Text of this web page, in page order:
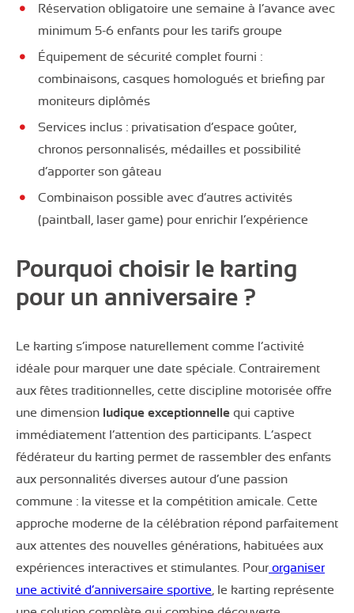
Réservation obligatoire une semaine à l’avance avec
minimum 5-6 enfants pour les tarifs groupe
Équipement de sécurité complet fourni :
combinaisons, casques homologués et briefing par
moniteurs diplômés
Services inclus : privatisation d’espace goûter,
chronos personnalisés, médailles et possibilité
d’apporter son gâteau
Combinaison possible avec d’autres activités
(paintball, laser game) pour enrichir l’expérience
Pourquoi choisir le karting
pour un anniversaire ?
Le karting s’impose naturellement comme l’activité
idéale pour marquer une date spéciale. Contrairement
aux fêtes traditionnelles, cette discipline motorisée offre
une dimension ludique exceptionnelle qui captive
immédiatement l’attention des participants. L’aspect
fédérateur du karting permet de rassembler des enfants
aux personnalités diverses autour d’une passion
commune : la vitesse et la compétition amicale. Cette
approche moderne de la célébration répond parfaitement
aux attentes des nouvelles générations, habituées aux
expériences interactives et stimulantes. Pour organiser
une activité d’anniversaire sportive , le karting représente